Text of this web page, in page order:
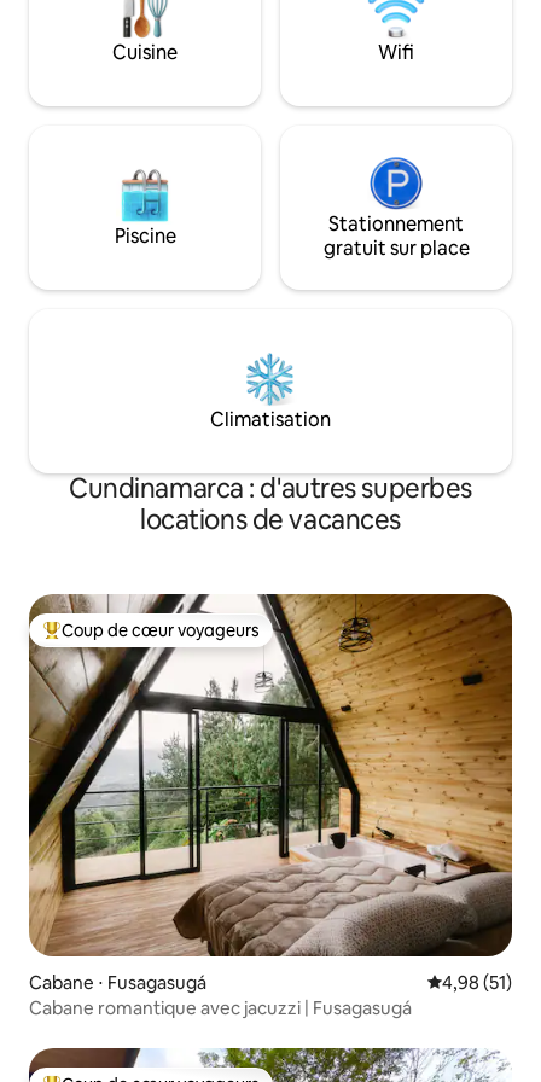
parasol, de deux chaises longues, d'un
espace barbecue avec barbecue à gaz,
d'un parking privé. Les animaux de
pour partager
Cuisine Wifi
Piscine
Stationnement
gratuit sur place
Climatisation
Cundinamarca : d'autres superbes
locations de vacances
Coups de cœur voyageurs les plus appréciés
Coup de cœur voyageurs
Cabane ⋅ Fusagasugá Évaluation
4,98 (51)
Cabane romantique avec jacuzzi | Fusagasugá